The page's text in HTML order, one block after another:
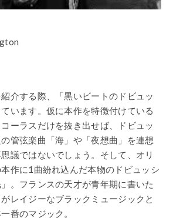
介する際、「黒いビートのドビュッ
います。仮に本作を特徴付けている
ーラスだけを抜き出せば、ドビュッ
管弦楽曲「海」や「夜想曲」を連想
議ではないでしょう。そして、オリ
作に1曲紛れ込んだ本物のドビュッシ
。フランスの天才が青年期に書いた
レイジーなブラックミュージックと
番のマジック。